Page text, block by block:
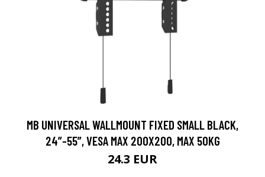
MB UNIVERSAL WALLMOUNT FIXED SMALL BLACK,
24”-55”, VESA MAX 200X200, MAX 50KG
24.3 EUR